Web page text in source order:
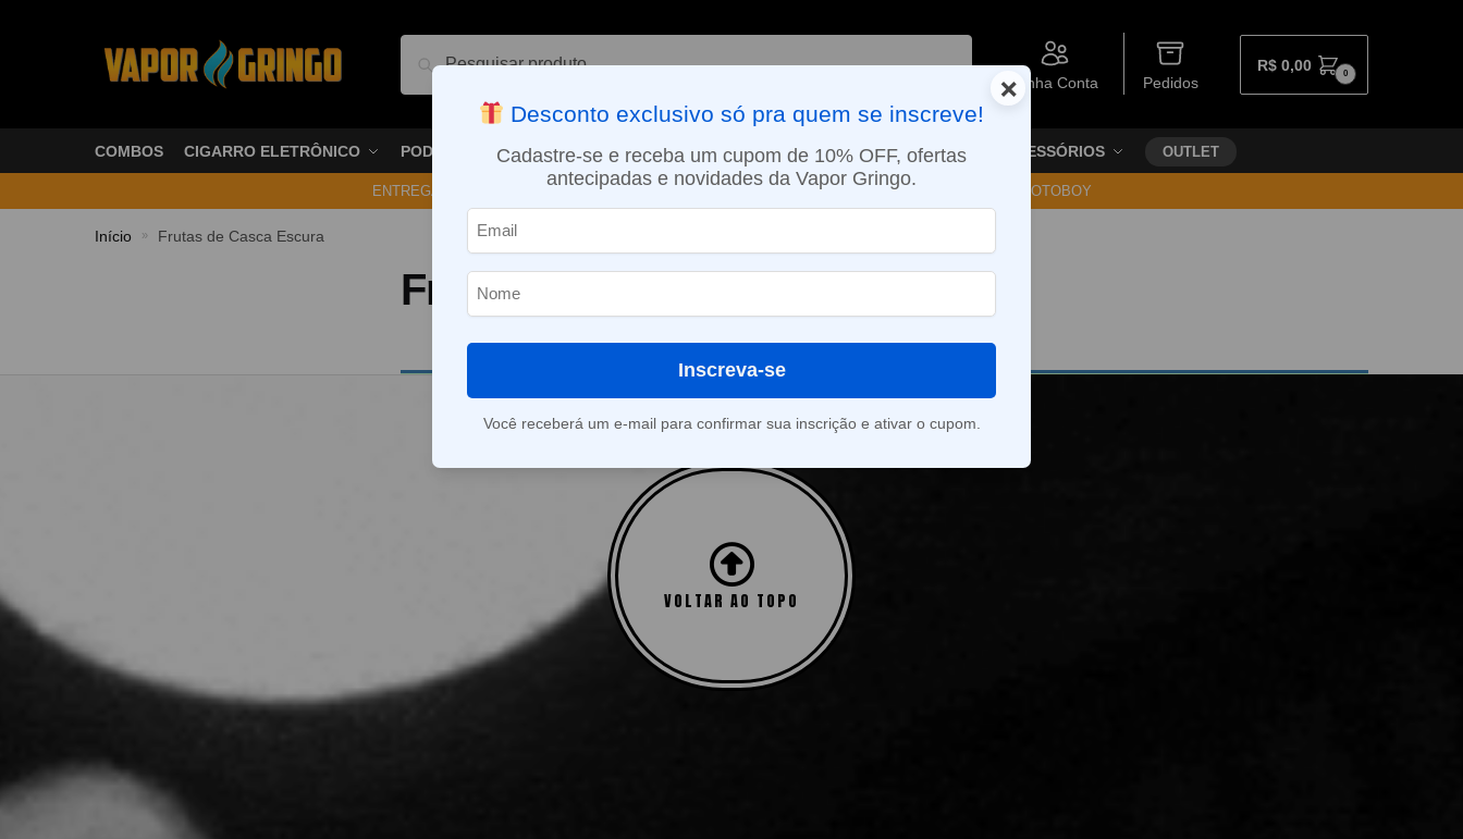
Pesquisar
Minha Conta Pedidos
R$ 0,00 0
COMBOS CIGARRO ELETRÔNICO PODS VAPORIZADOR DE ERVAS E-LIQUÍDOS NICOTINA ORAL ACESSÓRIOS OUTLET
ENTREGA NO MESMO DIA EM SÃO PAULO (SEG A SEX): PEDIDOS APROVADOS ATÉ 15:30 VIA MOTOBOY
Início » Frutas de Casca Escura
Frutas de Casca Escura
Nenhum produto foi encontrado para a sua seleção.
VOLTAR AO TOPO
×
Desconto exclusivo só pra quem se inscreve!
Cadastre-se e receba um cupom de 10% OFF, ofertas
antecipadas e novidades da Vapor Gringo.
Inscreva-se
Você receberá um e-mail para confirmar sua inscrição e ativar o cupom.